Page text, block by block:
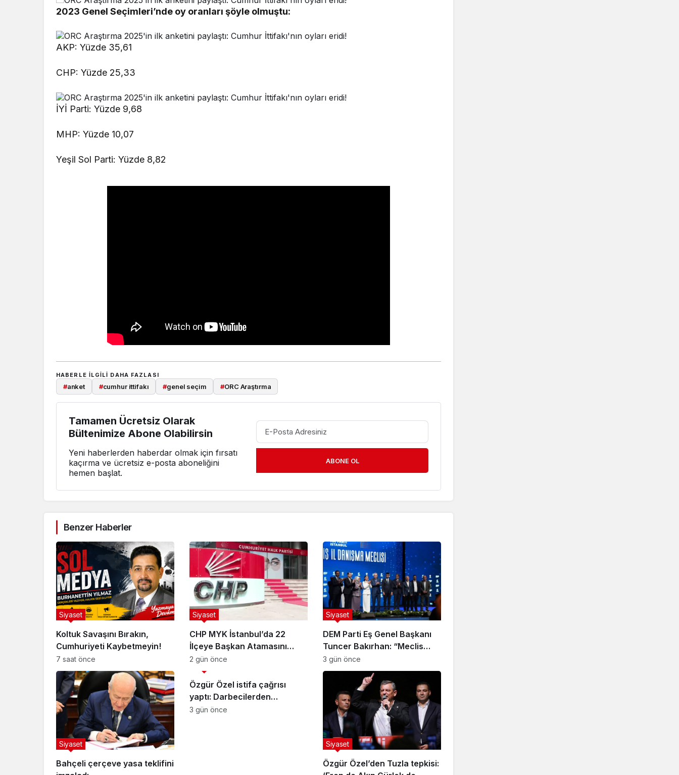
2023 Genel Seçimleri’nde oy oranları şöyle olmuştu:
AKP: Yüzde 35,61
CHP: Yüzde 25,33
İYİ Parti: Yüzde 9,68
MHP: Yüzde 10,07
Yeşil Sol Parti: Yüzde 8,82
HABERLE ILGILI DAHA FAZLASI
#anket #cumhur ittifakı #genel seçim #ORC Araştırma
Tamamen Ücretsiz Olarak
Bültenimize Abone Olabilirsin
Yeni haberlerden haberdar olmak için fırsatı
kaçırma ve ücretsiz e-posta aboneliğini
hemen başlat.
ABONE OL
Benzer Haberler
Koltuk Savaşını Bırakın,
Cumhuriyeti Kaybetmeyin!
Siyaset
7 saat önce
CHP MYK İstanbul’da 22
İlçeye Başkan Atamasını
Yaptı
Siyaset
2 gün önce
DEM Parti Eş Genel Başkanı
Tuncer Bakırhan: “Meclis
kapanmadan çerçeve yasa
çıkarılmalıdır”
Siyaset
3 gün önce
Bahçeli çerçeve yasa teklifini
Siyaset
Özgür Özel istifa çağrısı
yaptı: Darbecilerden
butlancılardan kurtulun
Siyaset
3 gün önce
Özgür Özel’den Tuzla tepkisi:
Siyaset